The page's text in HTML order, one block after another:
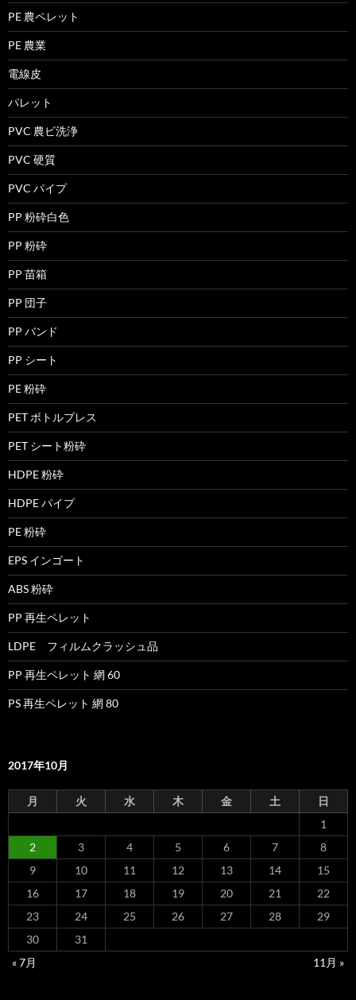
PE 農ペレット
PE 農業
電線皮
パレット
PVC 農ビ洗浄
PVC 硬質
PVC パイプ
PP 粉砕白色
PP 粉砕
PP 苗箱
PP 団子
PP バンド
PP シート
PE 粉砕
PET ボトルプレス
PET シート粉砕
HDPE 粉砕
HDPE パイプ
PE 粉砕
EPS インゴート
ABS 粉砕
PP 再生ペレット
LDPE フィルムクラッシュ品
PP 再生ペレット 網 60
PS 再生ペレット 網 80
2017年10月
月 火 水 木 金 土
日
1
2
3 4 5 6 7
8
9
10 11 12 13 14
15
16
17 18 19 20 21
22
23
24 25 26 27 28
29
30
31
« 7月
11月 »